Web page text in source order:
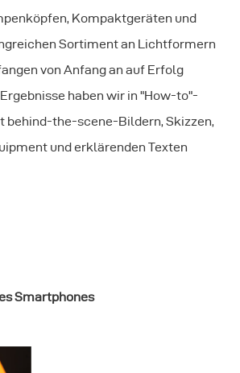
Kompaktgeräten und
Sortiment an Lichtformern
von Anfang an auf Erfolg
haben wir in "How-to"-
behind-the-scene-Bildern, Skizzen,
und erklärenden Texten
Smartphones